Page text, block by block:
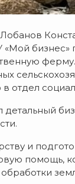
бизнес»
отдел
детальный
и
помощь,